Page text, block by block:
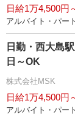
日給1万4,500円
アルバイト・パー
日勤・西大島
日～OK
株式会社MSK
日給1万4,500円
アルバイト・パー